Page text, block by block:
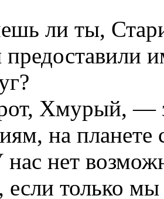
ли ты,
Хмурый, —
на планете
нет
только